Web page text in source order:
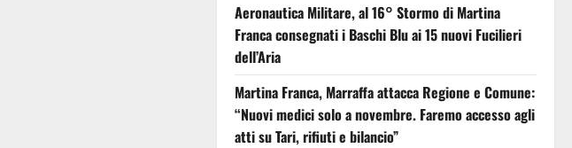
Aeronautica Militare, al 16° Stormo di Martina
Franca consegnati i Baschi Blu ai 15 nuovi Fucilieri
dell’Aria
Martina Franca, Marraffa attacca Regione e Comune:
“Nuovi medici solo a novembre. Faremo accesso agli
atti su Tari, rifiuti e bilancio”